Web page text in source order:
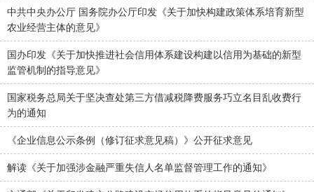
中共中央办公厅 国务院办公厅印发《关于加快构建政策体系培育新型
农业经营主体的意见》
国办印发《关于加快推进社会信用体系建设构建以信用为基础的新型
监管机制的指导意见》
国家税务总局关于坚决查处第三方借减税降费服务巧立名目乱收费行
为的通知
《企业信息公示条例（修订征求意见稿）》公开征求意见
解读《关于加强涉金融严重失信人名单监督管理工作的通知》